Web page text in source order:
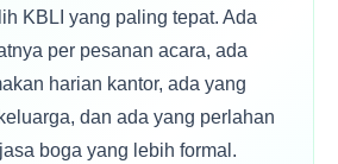
KBLI yang paling tepat. Ada
per pesanan acara, ada
harian kantor, ada yang
dan ada yang perlahan
boga yang lebih formal.